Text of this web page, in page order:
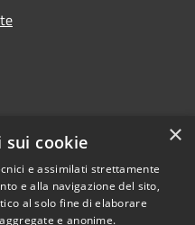
×
cookie
e assimilati strettamente
e alla navigazione del sito,
al solo fine di elaborare
e anonime.